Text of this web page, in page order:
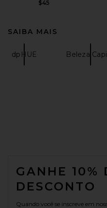
$45
SAIBA MAIS
dpHUE Beleza
GANHE 10%
DESCONTO
Quando você se inscreve em